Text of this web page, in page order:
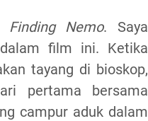
Finding Nemo. Saya
film ini. Ketika
tayang di bioskop,
pertama bersama
campur aduk dalam